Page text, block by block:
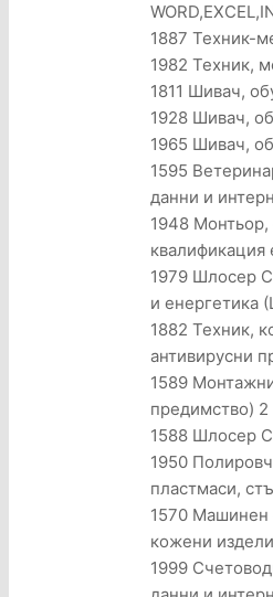
1887 Техник-
1982 Техник,
1811 Шивач,
1928 Шивач,
1965 Шивач,
1595
данни и
1948 Монтьор,
квалификация
1979 Шлосер
и енергетика
1882 Техник,
антивирусни
1589
предимство) 2
1588 Шлосер
1950
пластмаси,
1570 Машинен
кожени
1999